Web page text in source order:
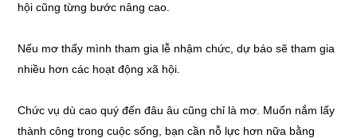
hội cũng từng bước nâng cao.
Nếu mơ thấy mình tham gia lễ nhậm chức, dự báo sẽ tham gia
nhiều hơn các hoạt động xã hội.
Chức vụ dù cao quý đến đâu âu cũng chỉ là mơ. Muốn nắm lấy
thành công trong cuộc sống, bạn cần nỗ lực hơn nữa bằng